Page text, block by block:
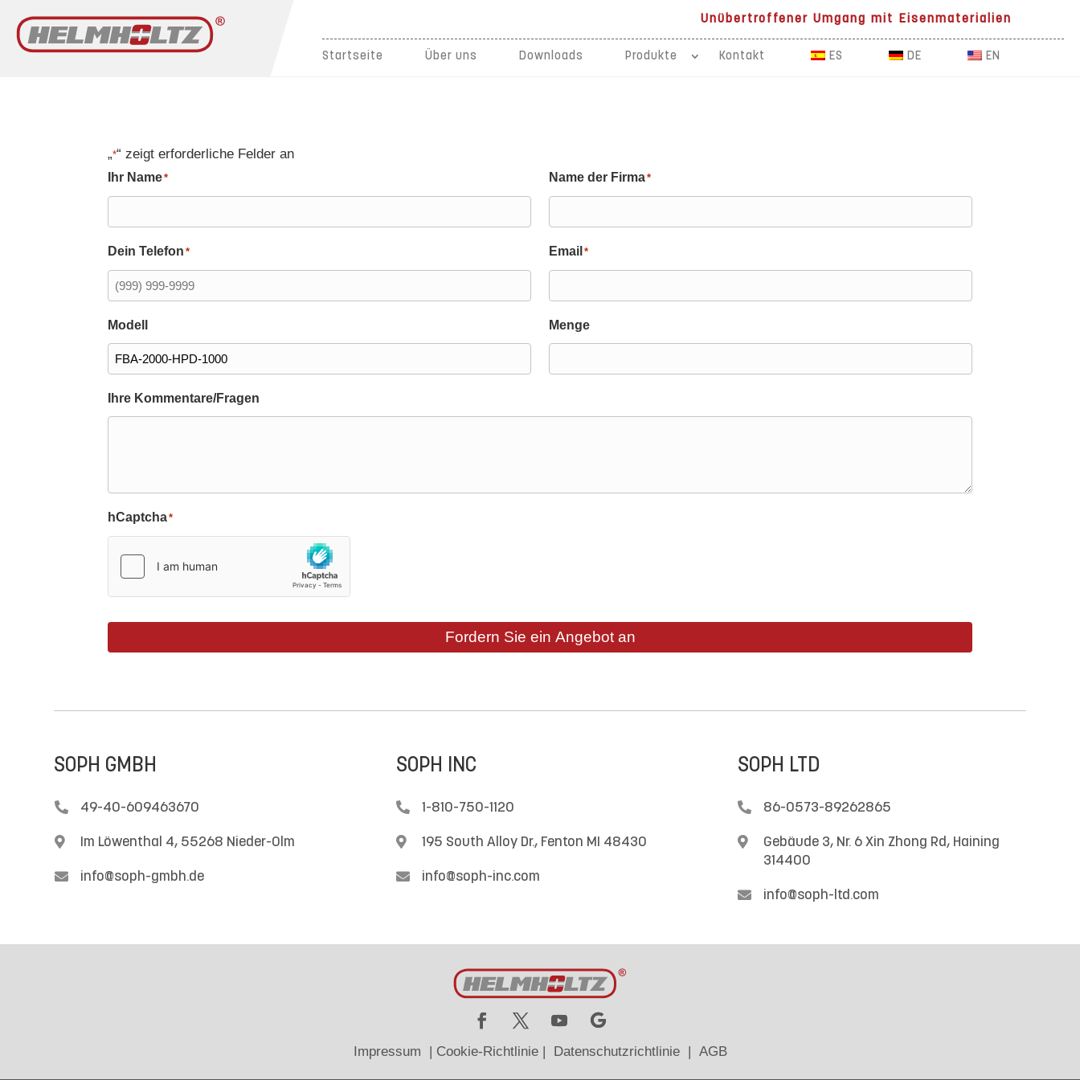
Unübertroffener Umgang mit Eisenmaterialien
Startseite Über uns Downloads Produkte Kontakt ES DE EN
„*“ zeigt erforderliche Felder an
Ihr Name* Name der Firma*
Dein Telefon * Email *
Modell Menge
Ihre Kommentare/Fragen
hCaptcha*
Fordern Sie ein Angebot an
SOPH GMBH
 49-40-609463670
 Im Löwenthal 4, 55268 Nieder-Olm
 info@soph-gmbh.de
SOPH INC
 1-810-750-1120
 195 South Alloy Dr., Fenton MI 48430
 info@soph-inc.com
SOPH LTD
 86-0573-89262865

Gebäude 3, Nr. 6 Xin Zhong Rd, Haining
314400
 info@soph-ltd.com
Impressum | Cookie-Richtlinie| Datenschutzrichtlinie| AGB